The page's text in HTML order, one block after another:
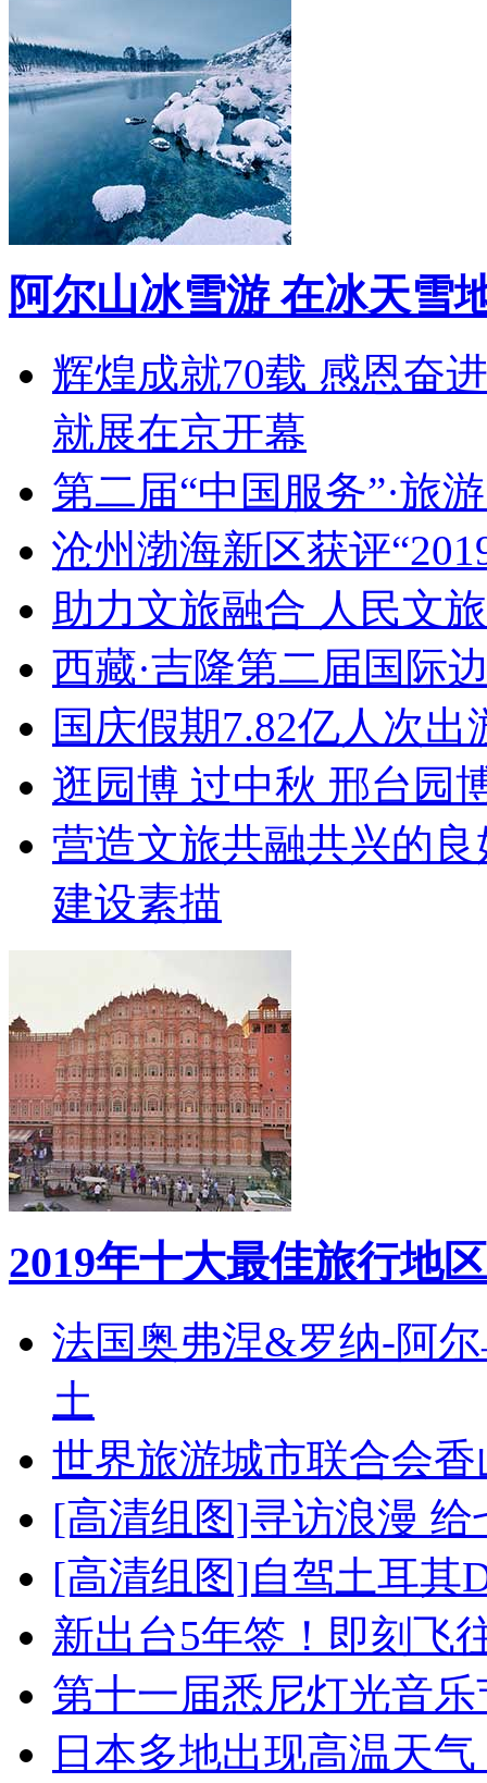
阿尔山冰雪游 在冰天雪
辉煌成就70载 感恩奋
就展在京开幕
第二届“中国服务”·旅
沧州渤海新区获评
助力文旅融合 人民文
西藏·吉隆第二届国际
国庆假期7.82亿人次
逛园博 过中秋 邢台园
营造文旅共融共兴的
建设素描
2019年十大最佳旅行地区
法国奥弗涅&罗纳-阿
土
世界旅游城市联合会
[高清组图]寻访浪漫
[高清组图]自驾土耳其
新出台5年签！即刻飞
第十一届悉尼灯光音
日本多地出现高温天